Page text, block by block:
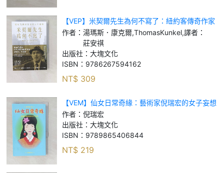
【VEP】米契爾先生為何不寫了：紐約客傳奇作家
的人生報導_湯瑪斯．康克爾, Thomas Kunkel, 譯
者：莊安祺
作者： 湯瑪斯．康克爾,ThomasKunkel,譯者：
莊安祺
出版社： 大塊文化
ISBN： 9786267594162
NT$ 309
【VEM】仙女日常奇緣：藝術家倪瑞宏的女子妄想
_倪瑞宏
作者： 倪瑞宏
出版社： 大塊文化
ISBN： 9789865406844
NT$ 219